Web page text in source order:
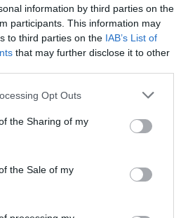
information by third parties on the
participants. This information may
to third parties on the IAB’s List of
that may further disclose it to other
Opt Outs
the Sharing of my
the Sale of my